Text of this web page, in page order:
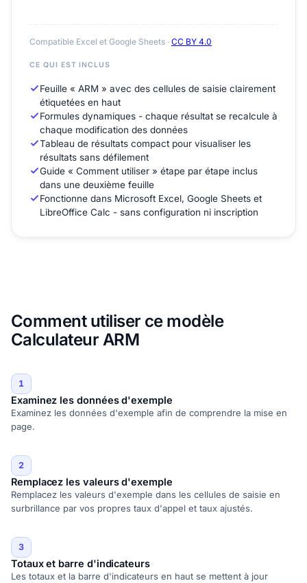
Compatible Excel et Google Sheets · CC BY 4.0
CE QUI EST INCLUS
Feuille « ARM » avec des cellules de saisie clairement
étiquetées en haut
Formules dynamiques - chaque résultat se recalcule à
chaque modification des données
Tableau de résultats compact pour visualiser les
résultats sans défilement
Guide « Comment utiliser » étape par étape inclus
dans une deuxième feuille
Fonctionne dans Microsoft Excel, Google Sheets et
LibreOffice Calc - sans configuration ni inscription
Comment utiliser ce modèle
Calculateur ARM
1
Examinez les données d'exemple
Examinez les données d'exemple afin de comprendre la mise en
page.
2
Remplacez les valeurs d'exemple
Remplacez les valeurs d'exemple dans les cellules de saisie en
surbrillance par vos propres taux d'appel et taux ajustés.
3
Totaux et barre d'indicateurs
Les totaux et la barre d'indicateurs en haut se mettent à jour